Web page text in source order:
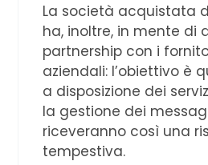
La società acquistata
ha, inoltre, in mente di
partnership con i
aziendali: l’obiettivo è
a disposizione dei
la gestione dei
riceveranno così una
tempestiva.